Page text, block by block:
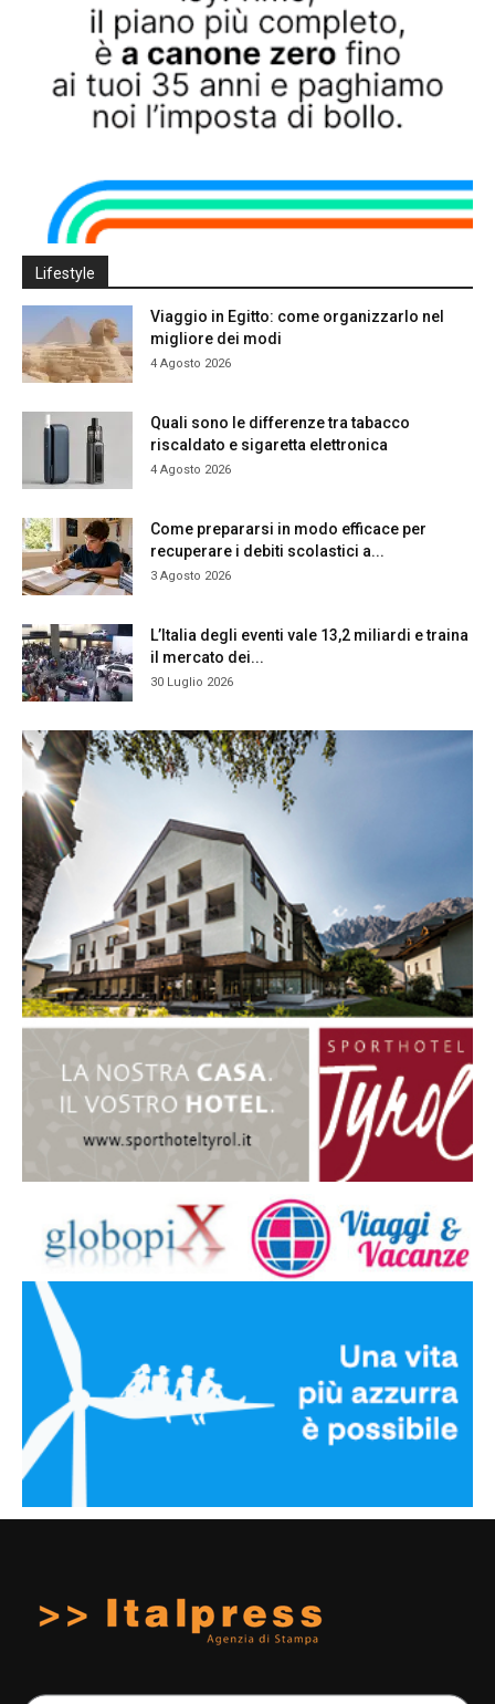
Lifestyle
Viaggio in Egitto: come organizzarlo nel
migliore dei modi
4 Agosto 2026
Quali sono le differenze tra tabacco
riscaldato e sigaretta elettronica
4 Agosto 2026
Come prepararsi in modo efficace per
recuperare i debiti scolastici a...
3 Agosto 2026
L’Italia degli eventi vale 13,2 miliardi e traina
il mercato dei...
30 Luglio 2026